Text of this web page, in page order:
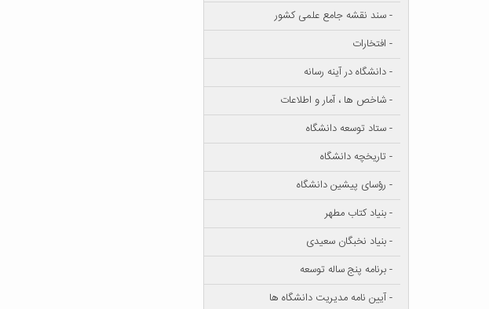
- سند نقشه جامع علمی کشور
- افتخارات
- دانشگاه در آینه رسانه
- شاخص ها ، آمار و اطلاعات
- ستاد توسعه دانشگاه
- تاریخچه دانشگاه
- رؤسای پیشین دانشگاه
- بنیاد کتاب مطهر
- بنیاد نخبگان سعیدی
- برنامه پنج ساله توسعه
- آیین نامه مدیریت دانشگاه ها